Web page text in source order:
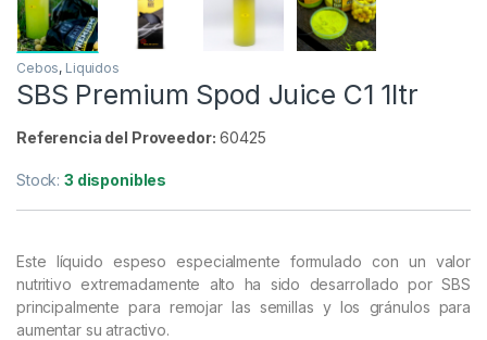
Cebos, Liquidos
SBS Premium Spod Juice C1 1ltr
Referencia del Proveedor: 60425
Stock:3 disponibles
Este líquido espeso especialmente formulado con un valor
nutritivo extremadamente alto ha sido desarrollado por SBS
principalmente para remojar las semillas y los gránulos para
aumentar su atractivo.